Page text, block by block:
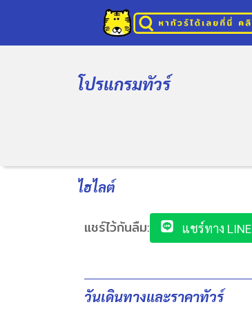
โปรแกรมทัวร์
ไฮไลต์
แชร์ไว้กันลืม: แชร์ทาง LINE
วันเดินทางและราคาทัวร์